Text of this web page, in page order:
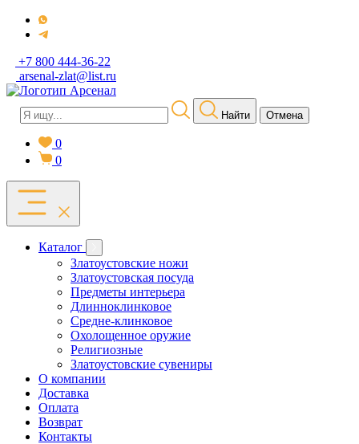
+7 800 444-36-22
arsenal-zlat@list.ru
Найти Отмена
0
0
Каталог
Златоустовские ножи
Златоустовская посуда
Предметы интерьера
Длинноклинковое
Средне-клинковое
Охолощенное оружие
Религиозные
Златоустовские сувениры
О компании
Доставка
Оплата
Возврат
Контакты